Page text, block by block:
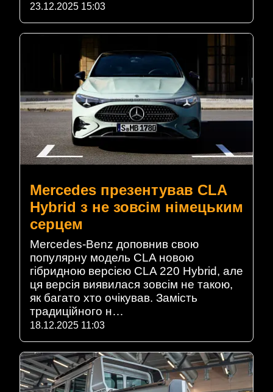
23.12.2025 15:03
Mercedes презентував CLA
Hybrid з не зовсім німецьким
серцем
Mercedes-Benz доповнив свою
популярну модель CLA новою
гібридною версією CLA 220 Hybrid, але
ця версія виявилася зовсім не такою,
як багато хто очікував. Замість
традиційного н…
18.12.2025 11:03